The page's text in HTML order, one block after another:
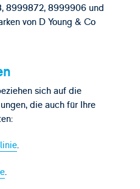
8999872, 8999906 und
von D Young & Co
sich auf die
die auch für Ihre
.
.